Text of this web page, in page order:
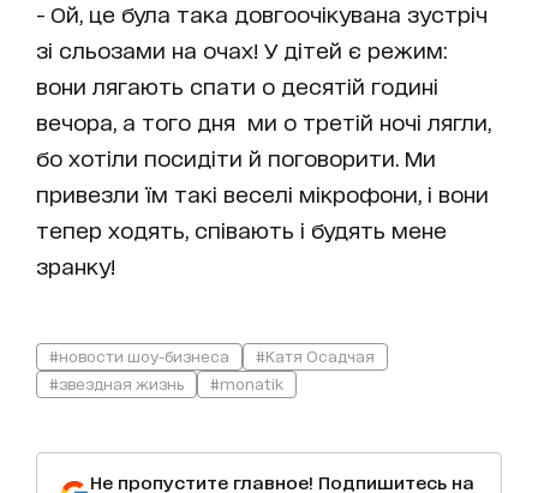
- Ой, це була така довгоочікувана зустріч
зі сльозами на очах! У дітей є режим:
вони лягають спати о десятій годині
вечора, а того дня ми о третій ночі лягли,
бо хотіли посидіти й поговорити. Ми
привезли їм такі веселі мікрофони, і вони
тепер ходять, співають і будять мене
зранку!
#новости шоу-бизнеса
#Катя Осадчая
#звездная жизнь
#monatik
Не пропустите главное! Подпишитесь на